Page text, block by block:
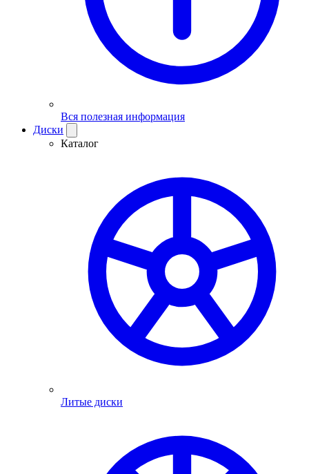
Вся полезная информация
Диски
Каталог
Литые диски